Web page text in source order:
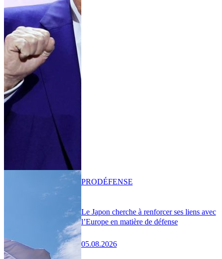
Le Japon cherche à renforcer ses liens avec
l’Europe en matière de défense
05.08.2026
PRODÉFENSE